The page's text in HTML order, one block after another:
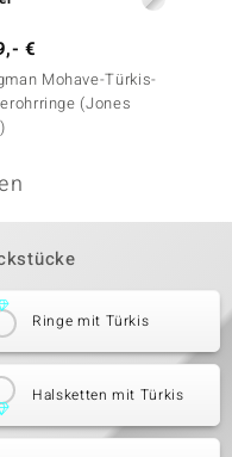
€
Mohave-Türkis-
(Jones
Ringe mit Türkis
Halsketten mit Türkis